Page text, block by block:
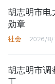
胡志明市电
勋章
社会 2026/8/
胡志明市调
工